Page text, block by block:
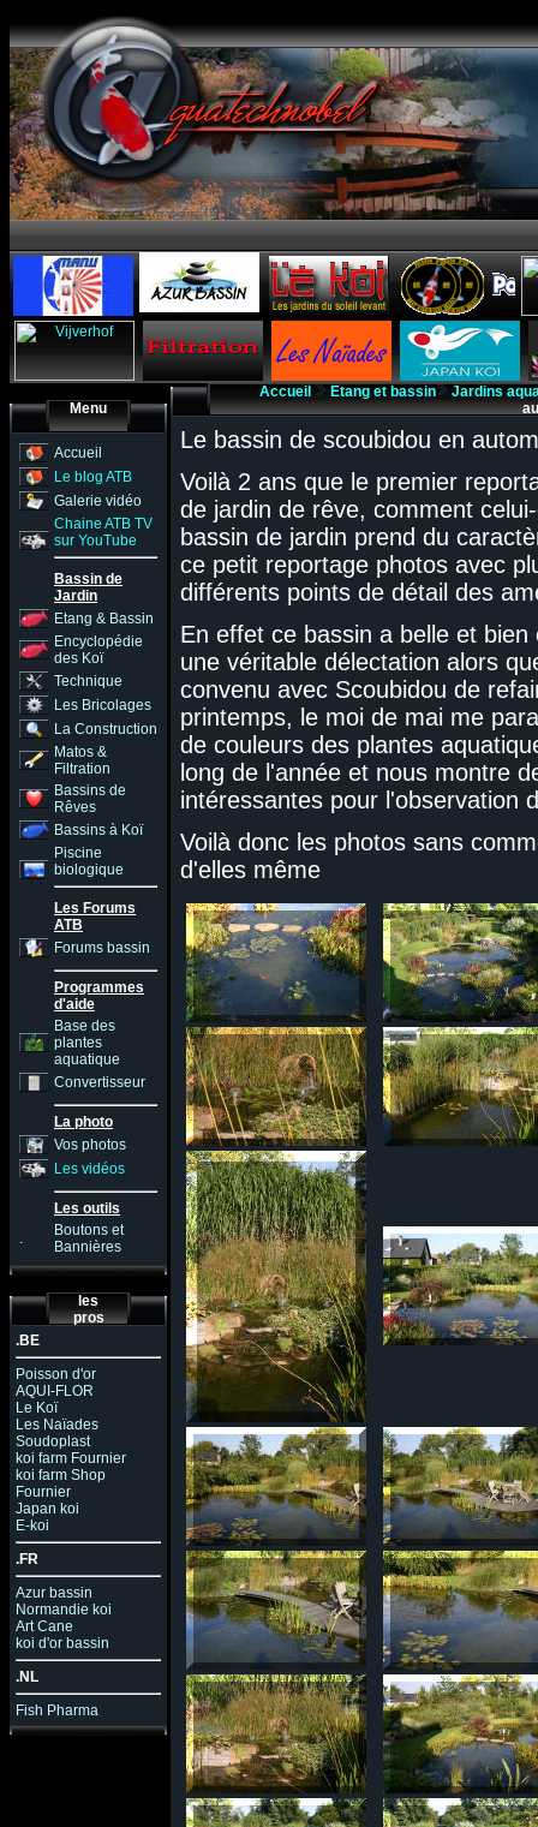
Menu
Accueil
Le blog ATB
Galerie vidéo
Chaine ATB TV
sur YouTube
Bassin de
Jardin
Etang & Bassin
Encyclopédie
des Koï
Technique
Les Bricolages
La Construction
Matos &
Filtration
Bassins de
Rêves
Bassins à Koï
Piscine
biologique
Les Forums
ATB
Forums bassin
Programmes
d'aide
Base des
plantes
aquatique
Convertisseur
La photo
Vos photos
Les vidéos
Les outils
.
Boutons et
Bannières
les
pros
.BE
Poisson d'or
AQUI-FLOR
Le Koï
Les Naïades
Soudoplast
koi farm Fournier
koi farm Shop
Fournier
Japan koi
E-koi
.FR
Azur bassin
Normandie koi
Art Cane
koi d'or bassin
.NL
Fish Pharma
Accueil Etang et bassin
Jardins
Le bassin de scoubidou en
Voilà 2 ans que le premier
de jardin de rêve, comment
bassin de jardin prend du
ce petit reportage photos avec
différents points de détail des
En effet ce bassin a belle et
une véritable délectation alors
convenu avec Scoubidou de
printemps, le moi de mai me
de couleurs des plantes
long de l'année et nous montre
intéressantes pour
Voilà donc les photos sans
d'elles même